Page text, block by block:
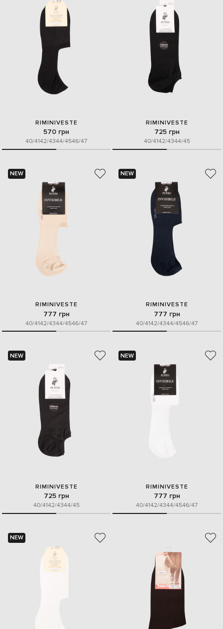
RIMINIVESTE
570 грн
40/4142/4344/4546/47
RIMINIVESTE
725 грн
40/4142/4344/45
NEW
RIMINIVESTE
777 грн
40/4142/4344/4546/47
NEW
RIMINIVESTE
777 грн
40/4142/4344/4546/47
NEW
RIMINIVESTE
725 грн
40/4142/4344/45
NEW
RIMINIVESTE
777 грн
40/4142/4344/4546/47
NEW